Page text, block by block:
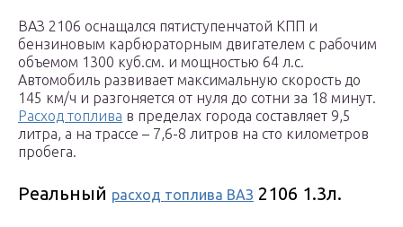
ВАЗ 2106 оснащался пятиступенчатой КПП и
бензиновым карбюраторным двигателем с рабочим
объемом 1300 куб.см. и мощностью 64 л.с.
Автомобиль развивает максимальную скорость до
145 км/ч и разгоняется от нуля до сотни за 18 минут.
Расход топлива в пределах города составляет 9,5
литра, а на трассе – 7,6-8 литров на сто километров
пробега.
Реальный расход топлива ВАЗ 2106 1.3л.